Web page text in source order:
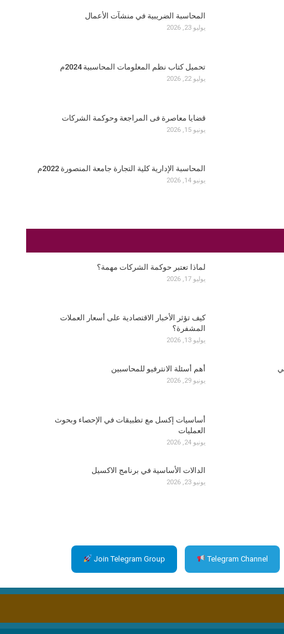
المحاسبة الضريبية في منشآت الأعمال
يوليو 23, 2026
تحميل كتاب نظم المعلومات المحاسبية 2024م
يوليو 22, 2026
قضايا معاصرة فى المراجعة وحوكمة الشركات
يونيو 15, 2026
المحاسبة الإدارية كلية التجارة جامعة المنصورة 2022م
يونيو 14, 2026
لماذا تعتبر حوكمة الشركات مهمة؟
يوليو 17, 2026
كيف تؤثر الأخبار الاقتصادية على أسعار العملات
المشفرة؟
يوليو 13, 2026
أهم أسئلة الانترفيو للمحاسبين
يونيو 29, 2026
أساسيات إكسل مع تطبيقات في الإحصاء وبحوث
العمليات
يونيو 24, 2026
الدالات الأساسية في برنامج الاكسيل
يونيو 23, 2026
Join Telegram Group Telegram Channel